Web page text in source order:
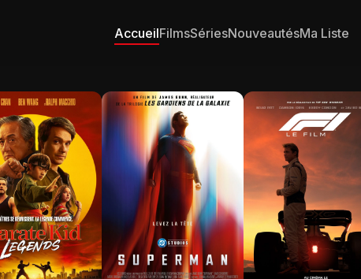
AccueilFilmsSériesNouveautésMa Liste